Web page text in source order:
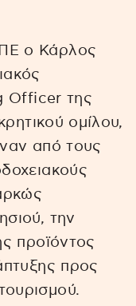
ο Κάρλος
Officer της
ομίλου,
από τους
την
προϊόντος
προς